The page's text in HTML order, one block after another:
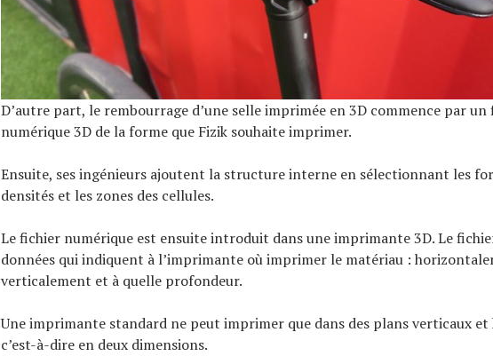
D’autre part, le rembourrage d’une selle imprimée en 3D commence par un
numérique 3D de la forme que Fizik souhaite imprimer.
Ensuite, ses ingénieurs ajoutent la structure interne en sélectionnant les
densités et les zones des cellules.
Le fichier numérique est ensuite introduit dans une imprimante 3D. Le
données qui indiquent à l’imprimante où imprimer le matériau :
verticalement et à quelle profondeur.
Une imprimante standard ne peut imprimer que dans des plans verticaux
c’est-à-dire en deux dimensions.